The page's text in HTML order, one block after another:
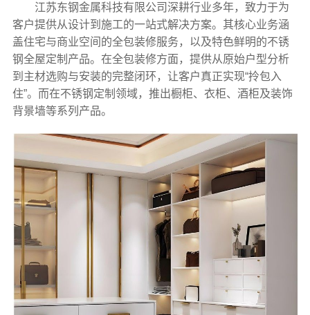
江苏东钢金属科技有限公司深耕行业多年，致力于为
客户提供从设计到施工的一站式解决方案。其核心业务涵
盖住宅与商业空间的全包装修服务，以及特色鲜明的不锈
钢全屋定制产品。在全包装修方面，提供从原始户型分析
到主材选购与安装的完整闭环，让客户真正实现“拎包入
住”。而在不锈钢定制领域，推出橱柜、衣柜、酒柜及装饰
背景墙等系列产品。